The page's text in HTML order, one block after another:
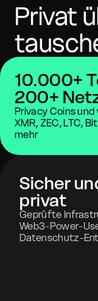
Privat
10.000+
200+
Privacy Coins
XMR, ZEC, LTC,
mehr
Sicher
privat
Geprüfte
Web3-Power-
Datenschutz-